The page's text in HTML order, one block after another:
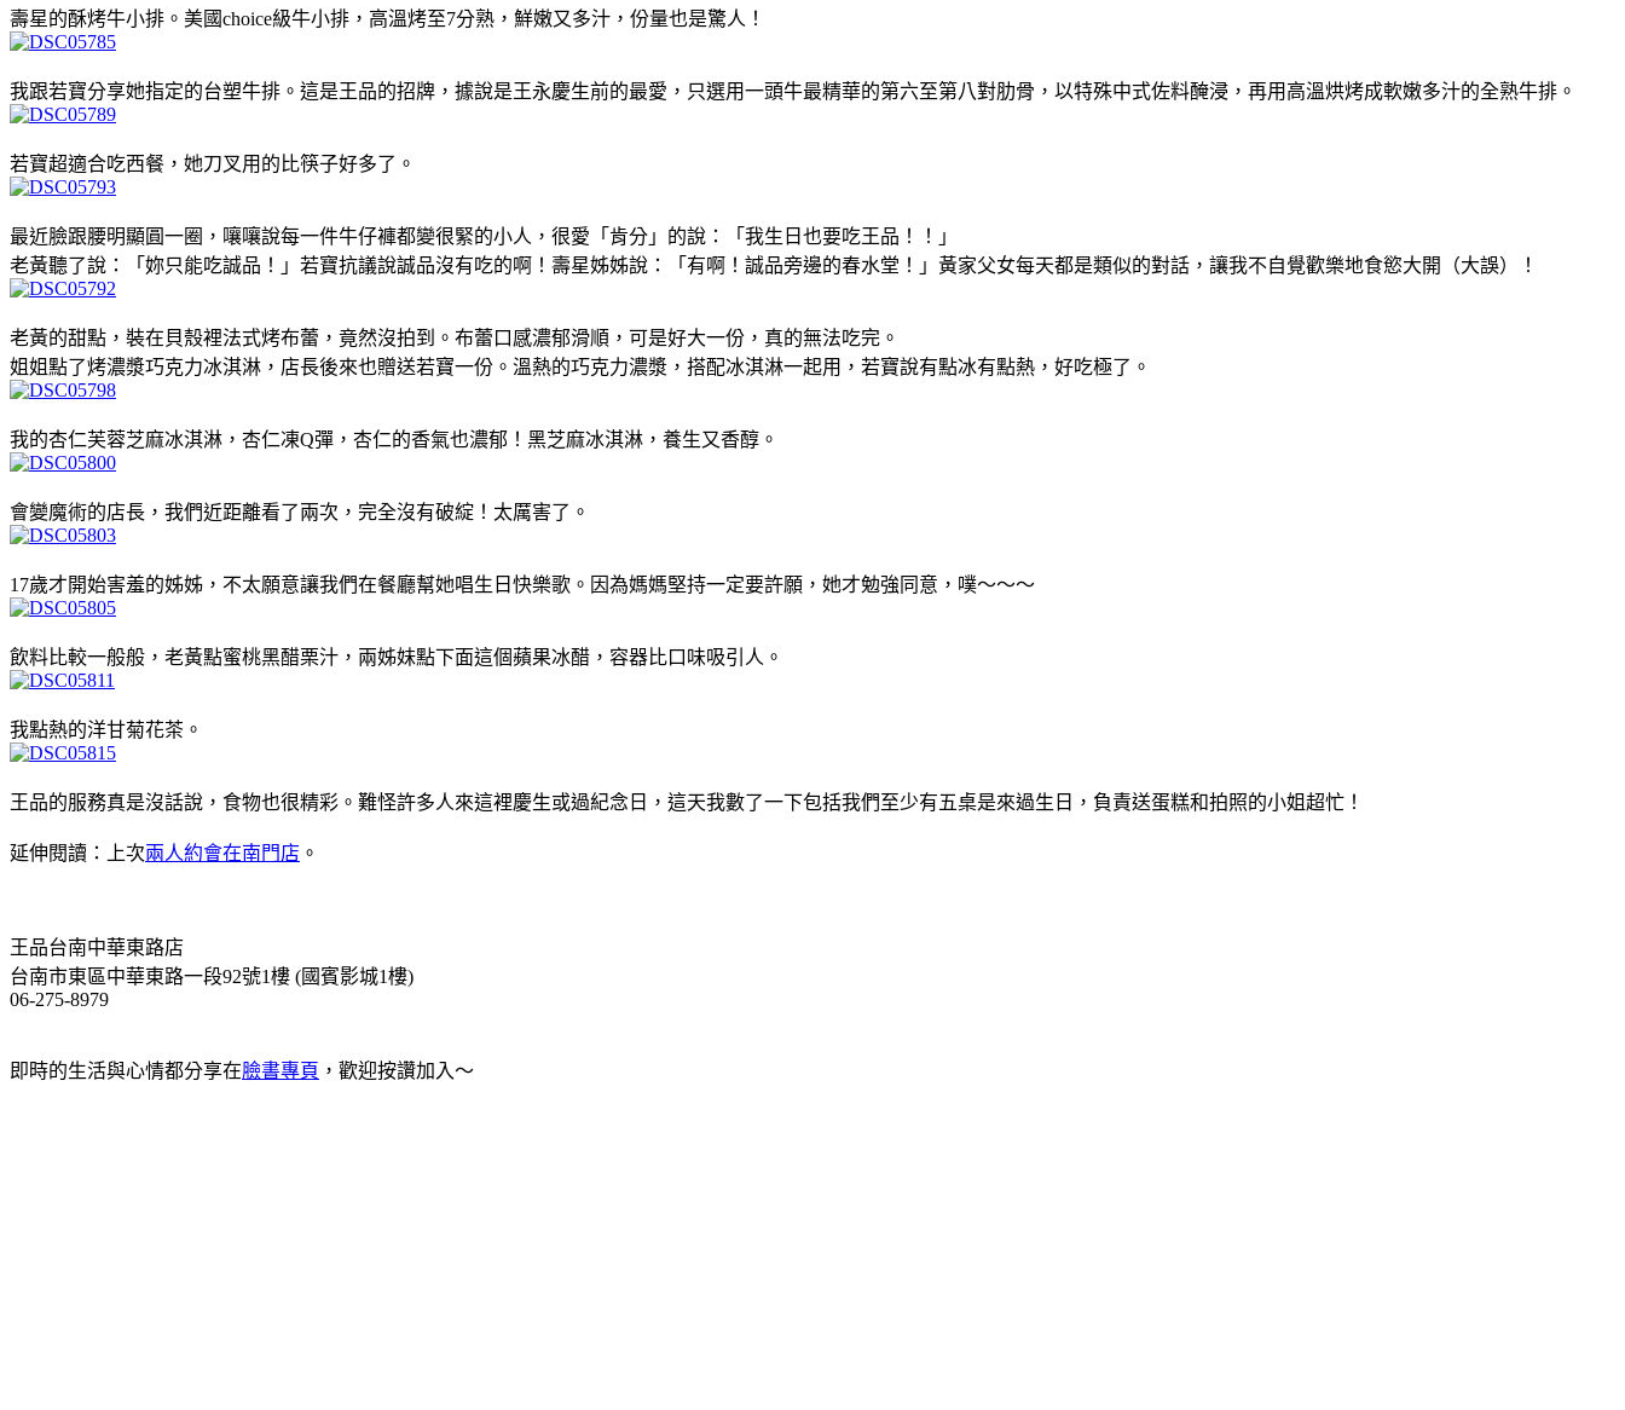
壽星的酥烤牛小排。美國choice級牛小排，高溫烤至7分熟，鮮嫩又多汁，份量也是驚人！
我跟若寶分享她指定的台塑牛排。這是王品的招牌，據說是王永慶生前的最愛，只選用一頭牛最精華的第六至第八對肋骨，以特殊中式佐料醃浸，再用高溫烘烤成軟嫩多汁的全熟牛排。
若寶超適合吃西餐，她刀叉用的比筷子好多了 。
最近臉跟腰明顯圓一圈，嚷嚷說每一件牛仔褲都變很緊的小人，很愛「肯分」的說：「我生日也要吃王品！！」
老黃聽了說：「妳只能吃誠品！」若寶抗議說誠品沒有吃的啊！壽星姊姊說：「有啊！誠品旁邊的春水堂！」黃家父女每天都是類似的對話，讓我不自覺歡樂地食慾大開（大誤）！
老黃的甜點，裝在貝殼裡法式烤布蕾，竟然沒拍到 。布蕾口感濃郁滑順，可是好大一份，真的無法吃完。
姐姐點了烤濃漿巧克力冰淇淋，店長後來也贈送若寶一份。溫熱的巧克力濃漿，搭配冰淇淋一起用，若寶說有點冰有點熱，好吃極了。
我的杏仁芙蓉芝麻冰淇淋，杏仁凍Q彈，杏仁的香氣也濃郁！黑芝麻冰淇淋，養生又香醇。
會變魔術的店長，我們近距離看了兩次，完全沒有破綻！太厲害了。
17歲才開始害羞的姊姊，不太願意讓我們在餐廳幫她唱生日快樂歌。因為媽媽堅持一定要許願，她才勉強同意，噗～～～
飲料比較一般般，老黃點蜜桃黑醋栗汁，兩姊妹點下面這個蘋果冰醋，容器比口味吸引人。
我點熱的洋甘菊花茶。
王品的服務真是沒話說，食物也很精彩。難怪許多人來這裡慶生或過紀念日，這天我數了一下包括我們至少有五桌是來過生日，負責送蛋糕和拍照的小姐超忙 ！
延伸閱讀：上次兩人約會在南門店 。
王品台南中華東路店
台南市東區中華東路一段92號1樓 (國賓影城1樓)
06-275-8979
即時的生活與心情都分享在臉書專頁 ，歡迎按讚加入～